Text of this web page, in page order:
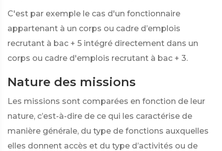
C'est par exemple le cas d'un fonctionnaire
appartenant à un corps ou cadre d’emplois
recrutant à bac + 5 intégré directement dans un
corps ou cadre d'emplois recrutant à bac + 3.
Nature des missions
Les missions sont comparées en fonction de leur
nature, c’est-à-dire de ce qui les caractérise de
manière générale, du type de fonctions auxquelles
elles donnent accès et du type d’activités ou de